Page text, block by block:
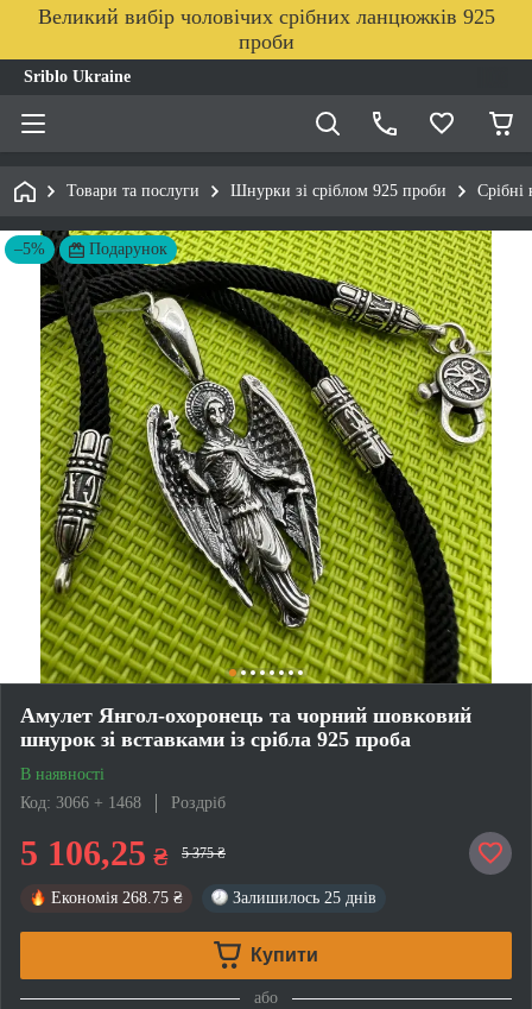
Великий вибір чоловічих срібних ланцюжків 925
проби
Sriblo Ukraine
Товари та послуги Шнурки зі сріблом 925 проби
–5% Подарунок
Амулет Янгол-охоронець та чорний шовковий
шнурок зі вставками із срібла 925 проба
В наявності
Код: 3066 + 1468
Роздріб
5 106,25 ₴ 5 375 ₴
Економія 268.75 ₴ Залишилось 25 днів
Купити
або